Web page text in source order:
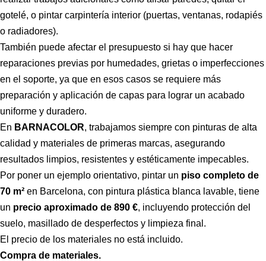
gotelé, o pintar carpintería interior (puertas, ventanas, rodapiés
o radiadores).
También puede afectar el presupuesto si hay que hacer
reparaciones previas por humedades, grietas o imperfecciones
en el soporte, ya que en esos casos se requiere más
preparación y aplicación de capas para lograr un acabado
uniforme y duradero.
En BARNACOLOR, trabajamos siempre con pinturas de alta
calidad y materiales de primeras marcas, asegurando
resultados limpios, resistentes y estéticamente impecables.
Por poner un ejemplo orientativo, pintar un piso completo de
70 m² en Barcelona, con pintura plástica blanca lavable, tiene
un precio aproximado de 890 €, incluyendo protección del
suelo, masillado de desperfectos y limpieza final.
El precio de los materiales no está incluido.
Compra de materiales.